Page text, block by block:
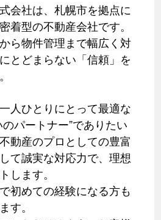
会社は、札幌市を拠点に
着型の不動産会社です。
ら物件管理まで幅広く対
とどまらない「信頼」を
人ひとりにとって最適な
パートナー”でありたい
動産のプロとしての豊富
て誠実な対応力で、理想
します。
初めての経験になる方も
す。